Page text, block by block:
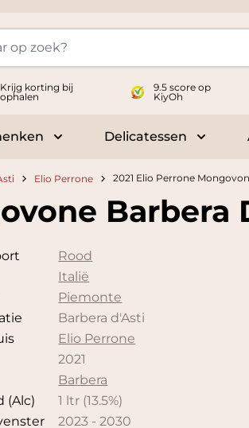
Krijg korting bij
ophalen
9.5 score op
KiyOh
for WijnenToggle submenu for
Delicatessen
Toggle
Elio Perrone 2021 Elio Perrone
Barbera
Rood
Italië
Piemonte
Barbera d'Asti
Elio Perrone
2021
Barbera
(Alc)
1 ltr (13.5%)
2023 -2030